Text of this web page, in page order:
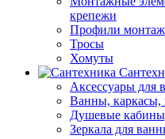
крепежи
Профили
Тросы
Хомуты
Аксессуары для
Ванны, каркасы,
Душевые
Зеркала для